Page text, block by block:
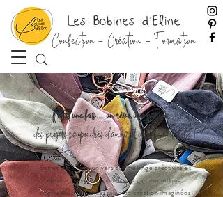
Les Bobines d'Eline
Confection - Création - Formation
Il était une fois... un rêve, une passion ...
des projets saupoudrés d'amour et d'un brin de folie !
Entrez dans mon univers qui mélange créativité et
rigueur. Je vous propose une gamme unique,
originale et personnalisable de création imaginées